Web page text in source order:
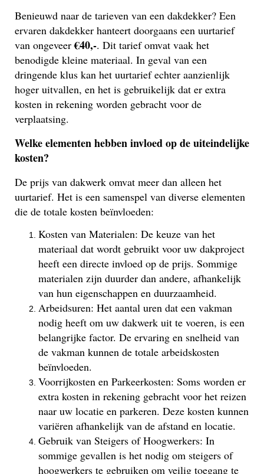
Benieuwd naar de tarieven van een dakdekker? Een
ervaren dakdekker hanteert doorgaans een uurtarief
van ongeveer€40,-. Dit tarief omvat vaak het
benodigde kleine materiaal. In geval van een
dringende klus kan het uurtarief echter aanzienlijk
hoger uitvallen, en het is gebruikelijk dat er extra
kosten in rekening worden gebracht voor de
verplaatsing.
Welke elementen hebben invloed op de uiteindelijke
kosten?
De prijs van dakwerk omvat meer dan alleen het
uurtarief. Het is een samenspel van diverse elementen
die de totale kosten beïnvloeden:
Kosten van Materialen: De keuze van het
materiaal dat wordt gebruikt voor uw dakproject
heeft een directe invloed op de prijs. Sommige
materialen zijn duurder dan andere, afhankelijk
van hun eigenschappen en duurzaamheid.
Arbeidsuren: Het aantal uren dat een vakman
nodig heeft om uw dakwerk uit te voeren, is een
belangrijke factor. De ervaring en snelheid van
de vakman kunnen de totale arbeidskosten
beïnvloeden.
Voorrijkosten en Parkeerkosten: Soms worden er
extra kosten in rekening gebracht voor het reizen
naar uw locatie en parkeren. Deze kosten kunnen
variëren afhankelijk van de afstand en locatie.
Gebruik van Steigers of Hoogwerkers: In
sommige gevallen is het nodig om steigers of
hoogwerkers te gebruiken om veilig toegang te